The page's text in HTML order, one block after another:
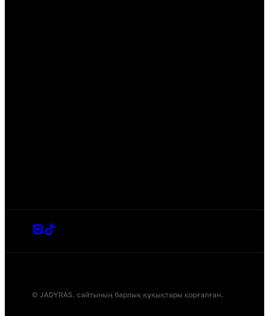
© JADYRAS. сайтының барлық құқықтары қорғалған.